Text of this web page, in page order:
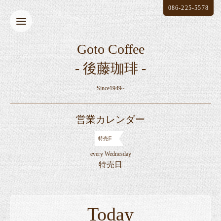
Goto Coffee
- 後藤珈琲 -
Since1949~
086-225-5578
営業カレンダー
特売日
every Wednesday
特売日
Today